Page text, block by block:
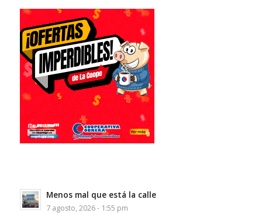
Menos mal que está la calle
7 agosto, 2026 - 1:55 pm